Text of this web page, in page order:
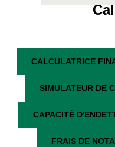
CALCULATRICE
SIMULATEUR DE
CAPACITÉ
FRAIS DE